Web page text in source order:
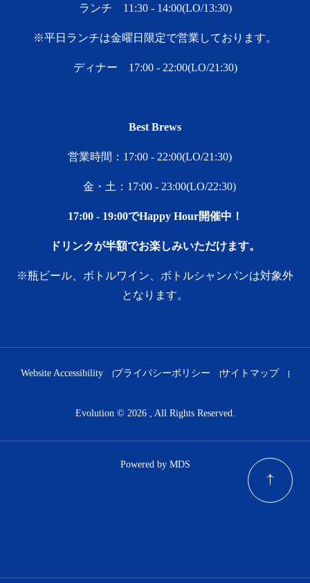
ランチ 11:30 - 14:00(LO/13:30)
※平日ランチは金曜日限定で営業しております。
ディナー 17:00 - 22:00(LO/21:30)
Best Brews
営業時間：17:00 - 22:00(LO/21:30)
金・土：17:00 ‐ 23:00(LO/22:30)
17:00 ‐ 19:00でHappy Hour開催中！
ドリンクが半額でお楽しみいただけます。
※瓶ビール、ボトルワイン、ボトルシャンパンは対象外
となります。
Website Accessibility プライバシーポリシー サイトマップ
Evolution © 2026 , All Rights Reserved.
Powered by MDS